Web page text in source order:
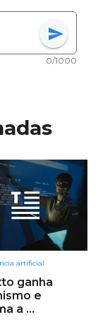
send
0/1000
artificial
ganha
e
a ...